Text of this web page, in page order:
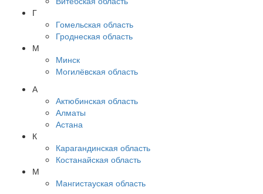
Г
Гомельская область
Гроднеская область
М
Минск
Могилёвская область
А
Актюбинская область
Алматы
Астана
К
Карагандинская область
Костанайская область
М
Мангистауская область